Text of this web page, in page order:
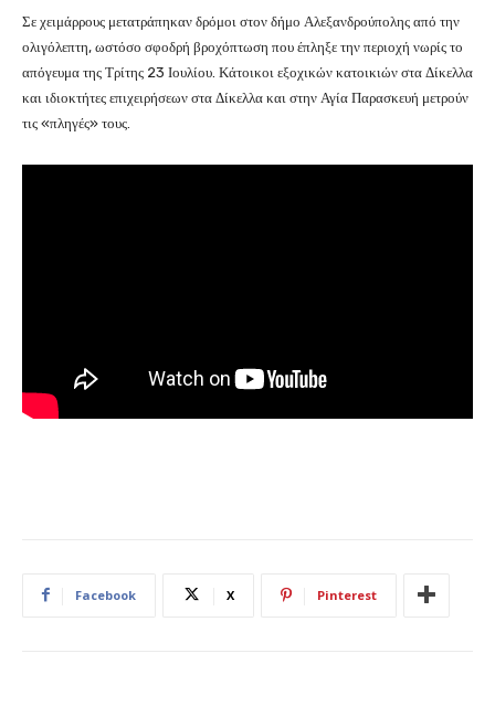
Σε χειμάρρους μετατράπηκαν δρόμοι στον δήμο Αλεξανδρούπολης από την
ολιγόλεπτη, ωστόσο σφοδρή βροχόπτωση που έπληξε την περιοχή νωρίς το
απόγευμα της Τρίτης 23 Ιουλίου. Κάτοικοι εξοχικών κατοικιών στα Δίκελλα
και ιδιοκτήτες επιχειρήσεων στα Δίκελλα και στην Αγία Παρασκευή μετρούν
τις «πληγές» τους.
Facebook X Pinterest